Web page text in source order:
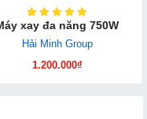
xay đa năng 750W
Hải Minh Group
1.200.000₫